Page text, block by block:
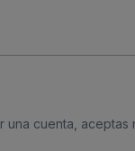
una cuenta, aceptas